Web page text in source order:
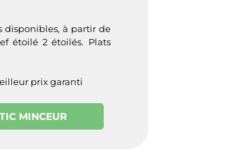
disponibles, à partir de
étoilé 2 étoilés. Plats
prix garanti
MINCEUR